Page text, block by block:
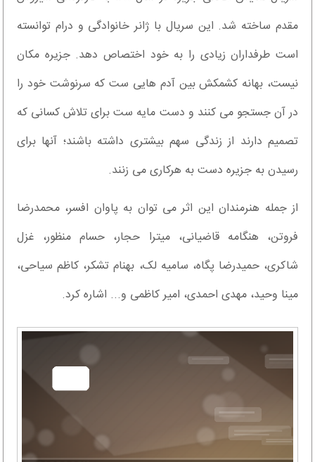
مقدم ساخته شد. این سریال با ژانر خانوادگی و درام توانسته
است طرفداران زیادی را به خود اختصاص دهد. جزیره مکان
نیست، بهانه کشمکش بین آدم هایی ست که سرنوشت خود را
در آن جستجو می کنند و دست مایه ست برای تلاش کسانی که
تصمیم دارند از زندگی سهم بیشتری داشته باشند؛ آنها برای
رسیدن به جزیره دست به هرکاری می زنند.
از جمله هنرمندان این اثر می توان به پاوان افسر، محمدرضا
فروتن، هنگامه قاضیانی، میترا حجار، حسام منظور، غزل
شاکری، حمیدرضا پگاه، سامیه لک، بهنام تشکر، کاظم سیاحی،
مینا وحید، مهدی احمدی، امیر کاظمی و... اشاره کرد.